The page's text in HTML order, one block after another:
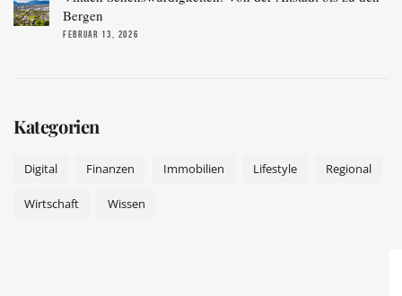
Bergen
FEBRUAR 13, 2026
Kategorien
Digital Finanzen Immobilien Lifestyle Regional
Wirtschaft Wissen